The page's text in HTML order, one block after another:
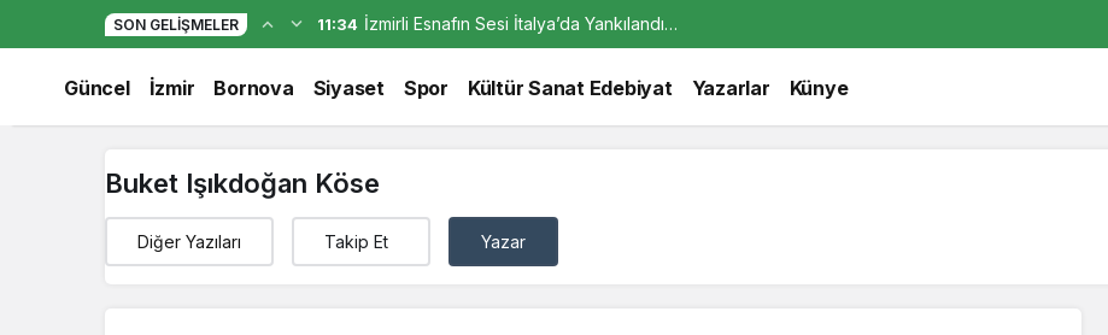
SON GELIŞMELER 11:34 İzmirli Esnafın Sesi İtalya’da Yankılandı…
Güncel İzmir Bornova Siyaset Spor Kültür Sanat Edebiyat Yazarlar Künye
Buket Işıkdoğan Köse
Diğer Yazıları Takip Et Yazar
Bir Mahallenin Kalbi Sustu: Erzene’ye Adanmış Bir Ömür – Müjgan Pakyürek’i Sonsuzluğa